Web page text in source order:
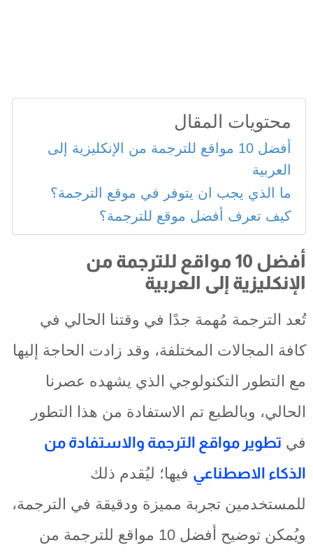
محتويات المقال
أفضل 10 مواقع للترجمة من الإنكليزية إلى
العربية
ما الذي يجب ان يتوفر في موقع الترجمة؟
كيف تعرف أفضل موقع للترجمة؟
أفضل 10 مواقع للترجمة من
الإنكليزية إلى العربية
تُعد الترجمة مُهمة جدًا في وقتنا الحالي في
كافة المجالات المختلفة، وقد زادت الحاجة إليها
مع التطور التكنولوجي الذي يشهده عصرنا
الحالي، وبالطبع تم الاستفادة من هذا التطور
فيتطوير مواقع الترجمة والاستفادة من
الذكاء الاصطناعي فيها؛ ليُقدم ذلك
للمستخدمين تجربة مميزة ودقيقة في الترجمة،
ويُمكن توضيح أفضل 10 مواقع للترجمة من